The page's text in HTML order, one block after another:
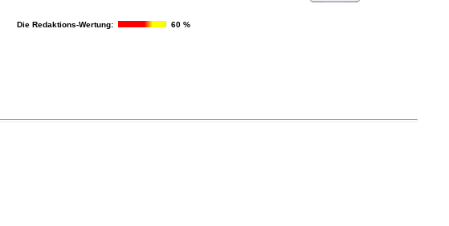
Die Redaktions-Wertung: 60 %